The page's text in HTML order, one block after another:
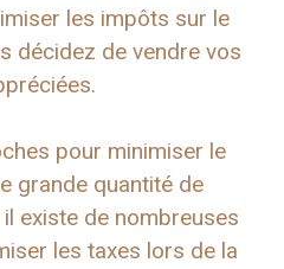
les impôts sur le
décidez de vendre vos
pour minimiser le
grande quantité de
existe de nombreuses
les taxes lors de la